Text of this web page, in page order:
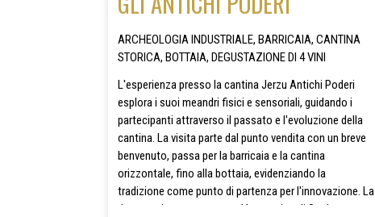
ARCHEOLOGIA INDUSTRIALE, BARRICAIA, CANTINA
STORICA, BOTTAIA, DEGUSTAZIONE DI 4 VINI
L'esperienza presso la cantina Jerzu Antichi Poderi
esplora i suoi meandri fisici e sensoriali, guidando i
partecipanti attraverso il passato e l'evoluzione della
cantina. La visita parte dal punto vendita con un breve
benvenuto, passa per la barricaia e la cantina
orizzontale, fino alla bottaia, evidenziando la
tradizione come punto di partenza per l'innovazione. La
degustazione presenta un Vermentino di Sardegna